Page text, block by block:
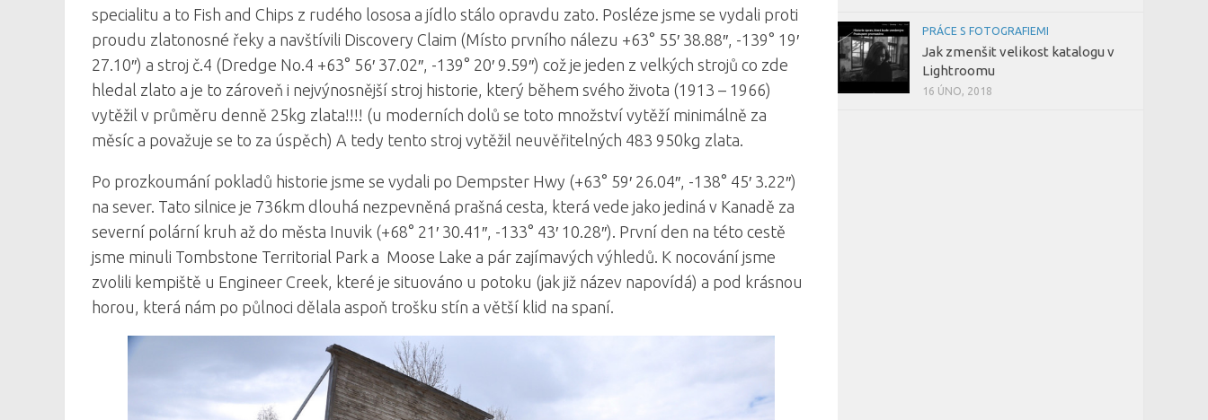
specialitu a to Fish and Chips z rudého lososa a jídlo stálo opravdu zato. Posléze jsme se vydali proti
proudu zlatonosné řeky a navštívili Discovery Claim (Místo prvního nálezu +63° 55′ 38.88″, -139° 19′
27.10″) a stroj č.4 (Dredge No.4 +63° 56′ 37.02″, -139° 20′ 9.59″) což je jeden z velkých strojů co zde
hledal zlato a je to zároveň i nejvýnosnější stroj historie, který během svého života (1913 – 1966)
vytěžil v průměru denně 25kg zlata!!!! (u moderních dolů se toto množství vytěží minimálně za
měsíc a považuje se to za úspěch) A tedy tento stroj vytěžil neuvěřitelných 483 950kg zlata.
Po prozkoumání pokladů historie jsme se vydali po Dempster Hwy (+63° 59′ 26.04″, -138° 45′ 3.22″)
na sever. Tato silnice je 736km dlouhá nezpevněná prašná cesta, která vede jako jediná v Kanadě za
severní polární kruh až do města Inuvik (+68° 21′ 30.41″, -133° 43′ 10.28″). První den na této cestě
jsme minuli Tombstone Territorial Park a Moose Lake a pár zajímavých výhledů. K nocování jsme
zvolili kempiště u Engineer Creek, které je situováno u potoku (jak již název napovídá) a pod krásnou
horou, která nám po půlnoci dělala aspoň trošku stín a větší klid na spaní.
PRÁCE S FOTOGRAFIEMI
Jak zmenšit velikost katalogu v
Lightroomu
16 ÚNO, 2018